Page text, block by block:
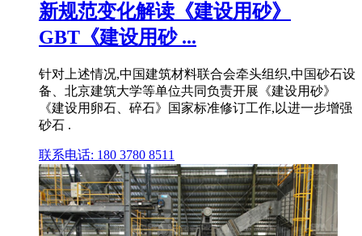
新规范变化解读《建设用砂》
GBT《建设用砂 ...
针对上述情况,中国建筑材料联合会牵头组织,中国砂石设
备、北京建筑大学等单位共同负责开展《建设用砂》
《建设用卵石、碎石》国家标准修订工作,以进一步增强
砂石 .
联系电话: 180 3780 8511